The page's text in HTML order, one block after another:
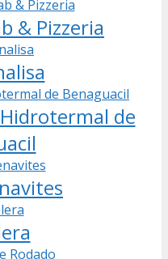
& Pizzeria
de